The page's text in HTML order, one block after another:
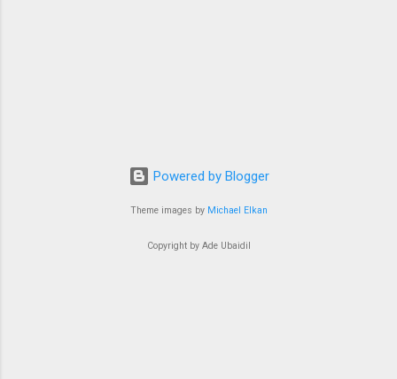
Powered by Blogger
Theme images by Michael Elkan
Copyright by Ade Ubaidil